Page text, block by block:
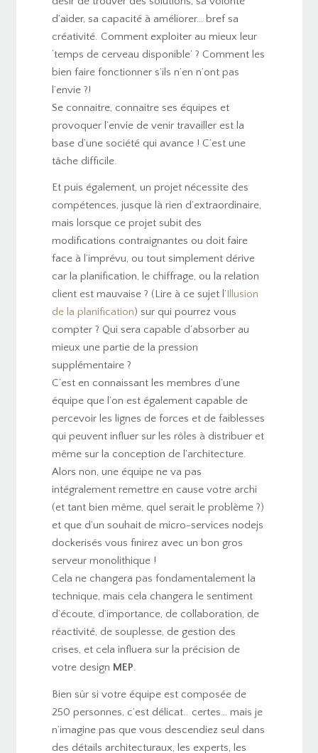
d’aider, sa capacité à améliorer… bref sa
créativité. Comment exploiter au mieux leur
‘temps de cerveau disponible’ ? Comment les
bien faire fonctionner s’ils n’en n’ont pas
l’envie ?!
Se connaitre, connaitre ses équipes et
provoquer l’envie de venir travailler est la
base d’une société qui avance ! C’est une
tâche difficile.
Et puis également, un projet nécessite des
compétences, jusque là rien d’extraordinaire,
mais lorsque ce projet subit des
modifications contraignantes ou doit faire
face à l’imprévu, ou tout simplement dérive
car la planification, le chiffrage, ou la relation
client est mauvaise ? (Lire à ce sujet l’Illusion
de la planification) sur qui pourrez vous
compter ? Qui sera capable d’absorber au
mieux une partie de la pression
supplémentaire ?
C’est en connaissant les membres d’une
équipe que l’on est également capable de
percevoir les lignes de forces et de faiblesses
qui peuvent influer sur les rôles à distribuer et
même sur la conception de l’architecture.
Alors non, une équipe ne va pas
intégralement remettre en cause votre archi
(et tant bien même, quel serait le problème ?)
et que d’un souhait de micro-services nodejs
dockerisés vous finirez avec un bon gros
serveur monolithique !
Cela ne changera pas fondamentalement la
technique, mais cela changera le sentiment
d’écoute, d’importance, de collaboration, de
réactivité, de souplesse, de gestion des
crises, et cela influera sur la précision de
votre design MEP.
Bien sûr si votre équipe est composée de
250 personnes, c’est délicat.. certes… mais je
n’imagine pas que vous descendiez seul dans
des détails architecturaux, les experts, les